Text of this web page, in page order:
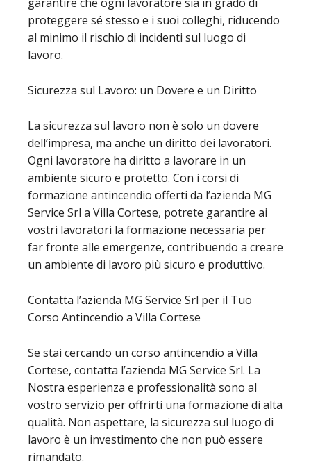
proteggere sé stesso e i suoi colleghi, riducendo
al minimo il rischio di incidenti sul luogo di
lavoro.
Sicurezza sul Lavoro: un Dovere e un Diritto
La sicurezza sul lavoro non è solo un dovere
dell’impresa, ma anche un diritto dei lavoratori.
Ogni lavoratore ha diritto a lavorare in un
ambiente sicuro e protetto. Con i corsi di
formazione antincendio offerti da l’azienda MG
Service Srl a Villa Cortese, potrete garantire ai
vostri lavoratori la formazione necessaria per
far fronte alle emergenze, contribuendo a creare
un ambiente di lavoro più sicuro e produttivo.
Contatta l’azienda MG Service Srl per il Tuo
Corso Antincendio a Villa Cortese
Se stai cercando un corso antincendio a Villa
Cortese, contatta l’azienda MG Service Srl. La
Nostra esperienza e professionalità sono al
vostro servizio per offrirti una formazione di alta
qualità. Non aspettare, la sicurezza sul luogo di
lavoro è un investimento che non può essere
rimandato.